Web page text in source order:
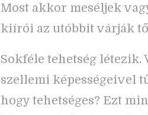
Most akkor meséljek
kiírói az utóbbit várják
Sokféle tehetség létezik.
szellemi képességeivel
hogy tehetséges? Ezt